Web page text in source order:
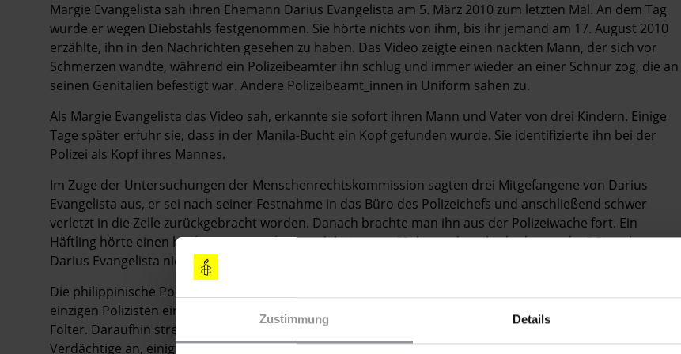
Zustimmung Details
Margie Evangelista sah ihren Ehemann Darius Evangelista am 5. März 2010 zum letzten Mal. An dem Tag
wurde er wegen Diebstahls festgenommen. Sie hörte nichts von ihm, bis ihr jemand am 17. August 2010
erzählte, ihn in den Nachrichten gesehen zu haben. Das Video zeigte einen nackten Mann, der sich vor
Schmerzen wandte, während ein Polizeibeamter ihn schlug und immer wieder an einer Schnur zog, die an
seinen Genitalien befestigt war. Andere Polizeibeamt_innen in Uniform sahen zu.
Als Margie Evangelista das Video sah, erkannte sie sofort ihren Mann und Vater von drei Kindern. Einige
Tage später erfuhr sie, dass in der Manila-Bucht ein Kopf gefunden wurde. Sie identifizierte ihn bei der
Polizei als Kopf ihres Mannes.
Im Zuge der Untersuchungen der Menschenrechtskommission sagten drei Mitgefangene von Darius
Evangelista aus, er sei nach seiner Festnahme in das Büro des Polizeichefs und anschließend schwer
verletzt in die Zelle zurückgebracht worden. Danach brachte man ihn aus der Polizeiwache fort. Ein
Häftling hörte einen hochrangigen Polizisten dabei sagen: "Seht zu, dass ihr ihn loswerdet." Sie sahen
Darius Evangelista nie wieder.
Die philippinische Polizei führte eine interne Disziplinaruntersuchung durch und bescheinigte nur einem
einzigen Polizisten ein Fehlverhalten. 2011 erstattete die Familie von Darius Evangelista Anzeige wegen
Folter. Daraufhin strengte das Justizministerium ein Verfahren gegen sieben Polizist_innen und weitere
Verdächtige an, einige von ihnen befinden sich jedoch noch auf freiem Fuß. Die Angeklagten plädieren alle